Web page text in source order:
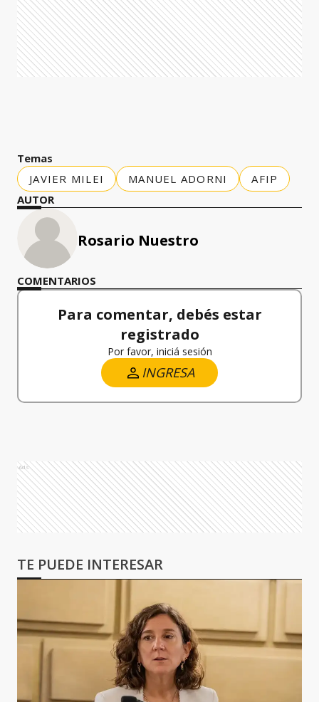
Temas
JAVIER MILEI
MANUEL ADORNI
AFIP
AUTOR
Rosario Nuestro
COMENTARIOS
Para comentar, debés estar
registrado
Por favor, iniciá sesión
INGRESA
Ads
TE PUEDE INTERESAR